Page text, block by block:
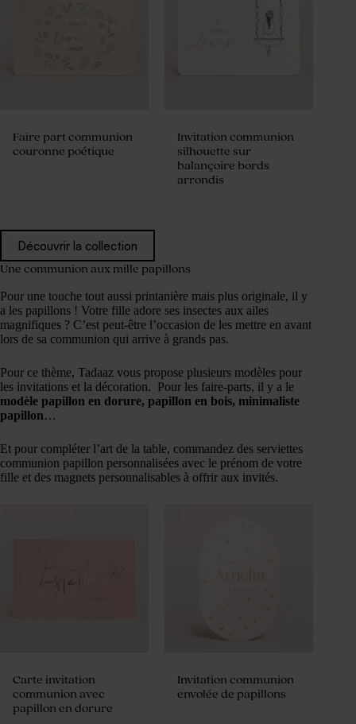
Faire part communion
couronne poétique
Invitation communion
silhouette sur
balançoire bords
arrondis
Découvrir la collection
Une communion aux mille papillons
Pour une touche tout aussi printanière mais plus originale, il y
a les papillons ! Votre fille adore ses insectes aux ailes
magnifiques ? C’est peut-être l’occasion de les mettre en avant
lors de sa communion qui arrive à grands pas.
Pour ce thème, Tadaaz vous propose plusieurs modèles pour
les invitations et la décoration. Pour les faire-parts, il y a le
modèle papillon en dorure, papillon en bois, minimaliste
papillon…
Et pour compléter l’art de la table, commandez des serviettes
communion papillon personnalisées avec le prénom de votre
fille et des magnets personnalisables à offrir aux invités.
Carte invitation
communion avec
papillon en dorure
Invitation communion
envolée de papillons